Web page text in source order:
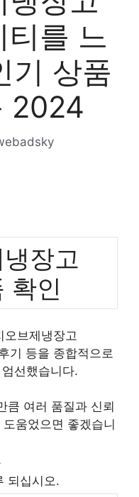
티를 느
기 상품
2024
장고
확인
브제냉장고
기 등을 종합적으로
선했습니다.
큼 여러 품질과 신뢰
움었으면 좋겠습니
되십시오.